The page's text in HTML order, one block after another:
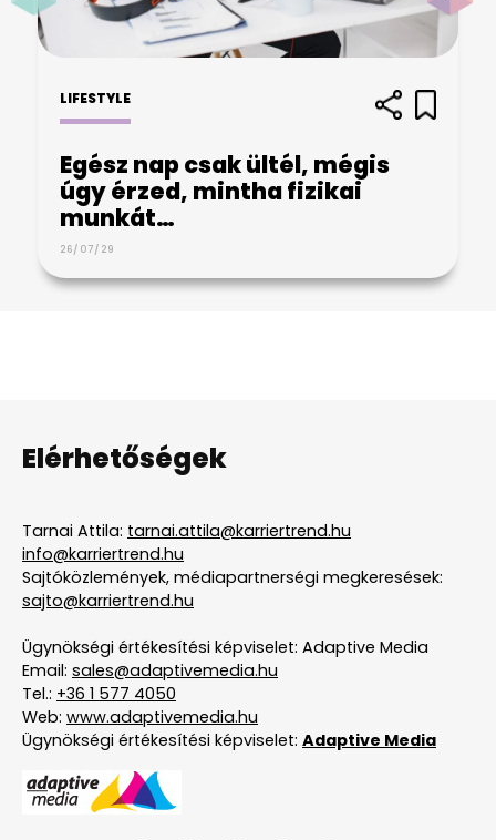
LIFESTYLE
Egész nap csak ültél, mégis
úgy érzed, mintha fizikai
munkát…
26/07/29
Elérhetőségek
Tarnai Attila: tarnai.attila@karriertrend.hu
info@karriertrend.hu
Sajtóközlemények, médiapartnerségi megkeresések:
sajto@karriertrend.hu
Ügynökségi értékesítési képviselet: Adaptive Media
Email: sales@adaptivemedia.hu
Tel.: +36 1 577 4050
Web: www.adaptivemedia.hu
Ügynökségi értékesítési képviselet: Adaptive Media